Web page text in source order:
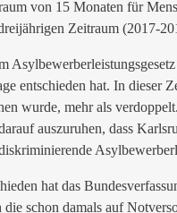
von 15 Monaten für
Zeitraum (2017-
entschieden hat. In dieser
wurde, mehr als
auszuruhen, dass
hat das
schon damals auf